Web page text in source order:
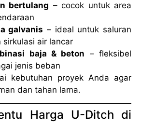
bertulang – cocok untuk area
galvanis – ideal untuk saluran
air lancar
baja & beton – fleksibel
jenis beban
kebutuhan proyek Anda agar
dan tahan lama.
Harga U-Ditch di